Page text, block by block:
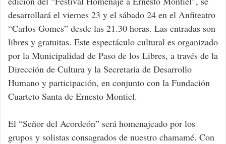
desarrollará el viernes 23 y el sábado 24 en el Anfiteatro
“Carlos Gomes” desde las 21.30 horas. Las entradas son
libres y gratuitas. Este espectáculo cultural es organizado
por la Municipalidad de Paso de los Libres, a través de la
Dirección de Cultura y la Secretaria de Desarrollo
Humano y participación, en conjunto con la Fundación
Cuarteto Santa de Ernesto Montiel.
El “Señor del Acordeón” será homenajeado por los
grupos y solistas consagrados de nuestro chamamé. Con